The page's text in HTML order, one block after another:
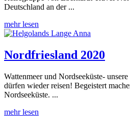
Deutschland an der ...
mehr lesen
Nordfriesland 2020
Wattenmeer und Nordseeküste-
dürfen wieder reisen! Begeistert
Nordseeküste. ...
mehr lesen